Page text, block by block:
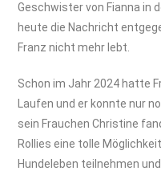
Geschwister von Fianna in
heute die Nachricht
Franz nicht mehr lebt.
Schon im Jahr 2024 hatte
Laufen und er konnte nur
sein Frauchen Christine
Rollies eine tolle
Hundeleben teilnehmen